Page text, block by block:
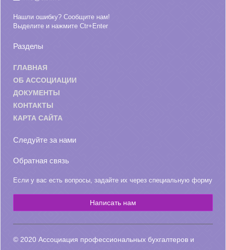
Нашли ошибку? Сообщите нам!
Выделите и нажмите Ctr+Enter
Разделы
ГЛАВНАЯ
ОБ АССОЦИАЦИИ
ДОКУМЕНТЫ
КОНТАКТЫ
КАРТА САЙТА
Следуйте за нами
Обратная связь
Если у вас есть вопросы, задайте их через специальную форму
Написать нам
© 2020 Ассоциация профессиональных бухгалтеров и